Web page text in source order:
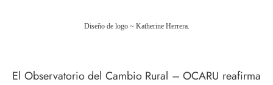
Diseño de logo ~ Katherine Herrera.
El Observatorio del Cambio Rural – OCARU reafirma